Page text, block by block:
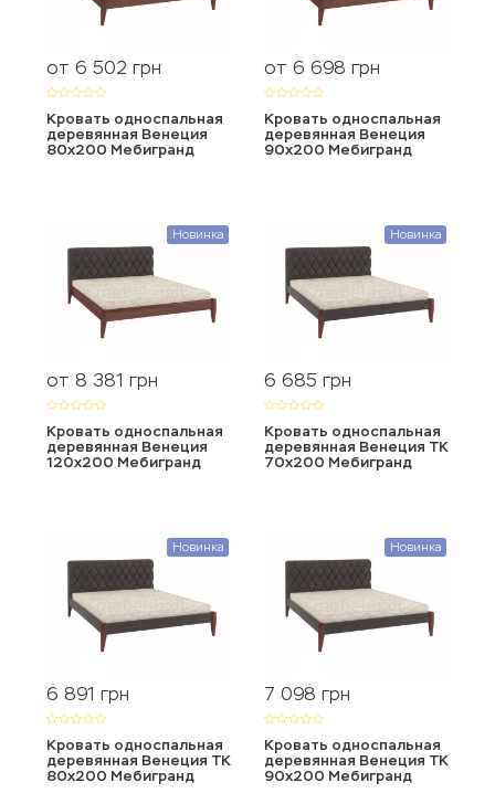
от 6 502 грн
Кровать односпальная
деревянная Венеция
80х200 Мебигранд
от 6 698 грн
Кровать односпальная
деревянная Венеция
90х200 Мебигранд
Новинка
от 8 381 грн
Кровать односпальная
деревянная Венеция
120х200 Мебигранд
Новинка
6 685 грн
Кровать односпальная
деревянная Венеция ТК
70х200 Мебигранд
Новинка
6 891 грн
Кровать односпальная
деревянная Венеция ТК
80х200 Мебигранд
Новинка
7 098 грн
Кровать односпальная
деревянная Венеция ТК
90х200 Мебигранд